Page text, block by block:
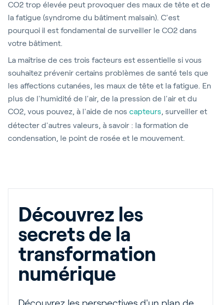
CO2 trop élevée peut provoquer des maux de tête et de
la fatigue (syndrome du bâtiment malsain). C'est
pourquoi il est fondamental de surveiller le CO2 dans
votre bâtiment.
La maîtrise de ces trois facteurs est essentielle si vous
souhaitez prévenir certains problèmes de santé tels que
les affections cutanées, les maux de tête et la fatigue. En
plus de l'humidité de l'air, de la pression de l'air et du
CO2, vous pouvez, à l'aide de nos capteurs, surveiller et
détecter d'autres valeurs, à savoir : la formation de
condensation, le point de rosée et le mouvement.
Découvrez les
secrets de la
transformation
numérique